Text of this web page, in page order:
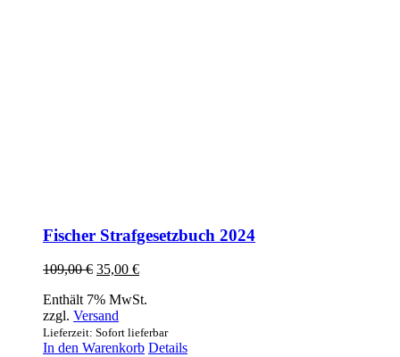
Fischer Strafgesetzbuch 2024
109,00€ Ursprünglicher
war:
109,00 €
35,00 €Aktueller
ist:
Enthält 7% MwSt.
zzgl. Versand
Lieferzeit: Sofort lieferbar
In den Warenkorb Details